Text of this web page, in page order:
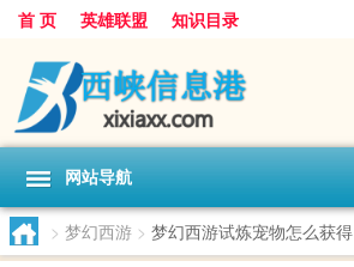
首 页 英雄联盟 知识目录
网站导航
> 梦幻西游 > 梦幻西游试炼宠物怎么获得